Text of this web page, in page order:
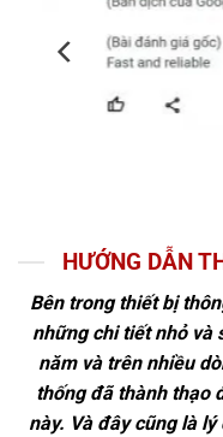
HƯỚNG DẪN
Bên trong thiết bị
những chi tiết nhỏ và
năm và trên nhiều
thống đã thành thạo
này. Và đây cũng là